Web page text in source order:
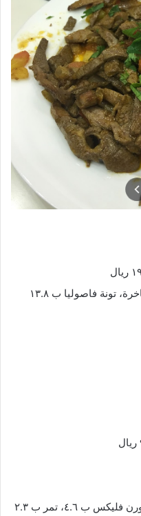
دجاج مقلقل، تونة ساده، تونة فاخرة، تونة فاصوليا ب ١٣.٨
الإضافات: جبن شدر ب ٣.٤٥، كورن فليكس ب ٤.٦، تمر ب ٢.٣